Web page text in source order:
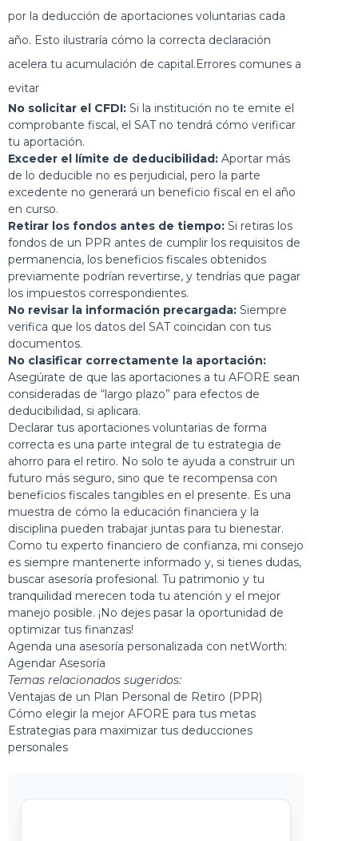
por la deducción de aportaciones voluntarias cada
año. Esto ilustraría cómo la correcta declaración
acelera tu acumulación de capital.Errores comunes a
evitar
No solicitar el CFDI: Si la institución no te emite el
comprobante fiscal, el SAT no tendrá cómo verificar
tu aportación.
Exceder el límite de deducibilidad: Aportar más
de lo deducible no es perjudicial, pero la parte
excedente no generará un beneficio fiscal en el año
en curso.
Retirar los fondos antes de tiempo: Si retiras los
fondos de un PPR antes de cumplir los requisitos de
permanencia, los beneficios fiscales obtenidos
previamente podrían revertirse, y tendrías que pagar
los impuestos correspondientes.
No revisar la información precargada: Siempre
verifica que los datos del SAT coincidan con tus
documentos.
No clasificar correctamente la aportación:
Asegúrate de que las aportaciones a tu AFORE sean
consideradas de “largo plazo” para efectos de
deducibilidad, si aplicara.
Declarar tus aportaciones voluntarias de forma
correcta es una parte integral de tu estrategia de
ahorro para el retiro. No solo te ayuda a construir un
futuro más seguro, sino que te recompensa con
beneficios fiscales tangibles en el presente. Es una
muestra de cómo la educación financiera y la
disciplina pueden trabajar juntas para tu bienestar.
Como tu experto financiero de confianza, mi consejo
es siempre mantenerte informado y, si tienes dudas,
buscar asesoría profesional. Tu patrimonio y tu
tranquilidad merecen toda tu atención y el mejor
manejo posible. ¡No dejes pasar la oportunidad de
optimizar tus finanzas!
Agenda una asesoría personalizada con netWorth:
Agendar Asesoría
Temas relacionados sugeridos:
Ventajas de un Plan Personal de Retiro (PPR)
Cómo elegir la mejor AFORE para tus metas
Estrategias para maximizar tus deducciones
personales